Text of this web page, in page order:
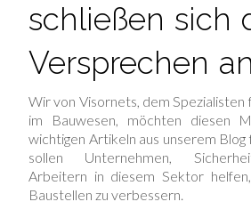
schließen sich
Versprechen an
Wir von Visornets, dem
im Bauwesen, möchten diesen
wichtigen Artikeln aus unserem
sollen Unternehmen,
Arbeitern in diesem Sektor
Baustellen zu verbessern.